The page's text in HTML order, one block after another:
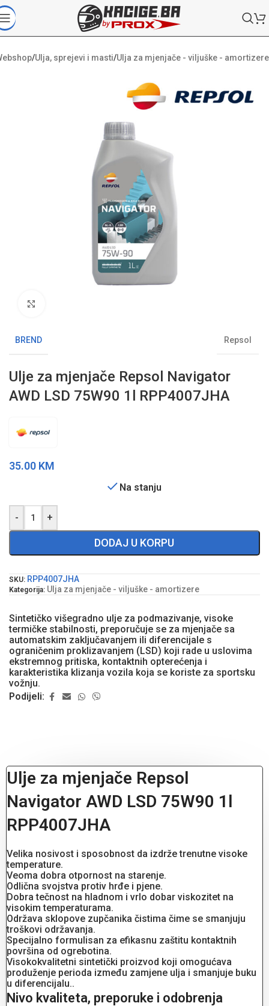
/Ulja, sprejevi i masti/Ulja za mjenjače - viljuške - amortizere
BREND Repsol
Ulje za mjenjače Repsol Navigator
AWD LSD 75W90 1l RPP4007JHA
35.00 KM
Na stanju
- +
DODAJ U KORPU
SKU: RPP4007JHA
Kategorija: Ulja za mjenjače - viljuške - amortizere
Sintetičko višegradno ulje za podmazivanje, visoke
termičke stabilnosti, preporučuje se za mjenjače sa
automatskim zaključavanjem ili diferencijale s
ograničenim proklizavanjem (LSD) koji rade u uslovima
ekstremnog pritiska, kontaktnih opterećenja i
karakteristika klizanja vozila koja se koriste za sportsku
vožnju.
Podijeli:
Ulje za mjenjače Repsol
Navigator AWD LSD 75W90 1l
RPP4007JHA
Velika nosivost i sposobnost da izdrže trenutne visoke
temperature.
Veoma dobra otpornost na starenje.
Odlična svojstva protiv hrđe i pjene.
Dobra tečnost na hladnom i vrlo dobar viskozitet na
visokim temperaturama.
Održava sklopove zupčanika čistima čime se smanjuju
troškovi održavanja.
Specijalno formulisan za efikasnu zaštitu kontaktnih
površina od ogrebotina.
Visokokvalitetni sintetički proizvod koji omogućava
produženje perioda između zamjene ulja i smanjuje buku
u diferencijalu..
Nivo kvaliteta, preporuke i odobrenja